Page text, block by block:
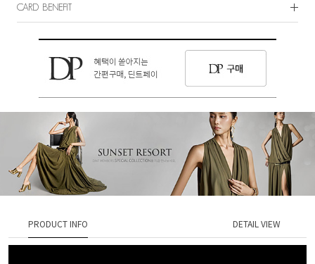
CARD BENEFIT
PRODUCT INFO DETAIL VIEW